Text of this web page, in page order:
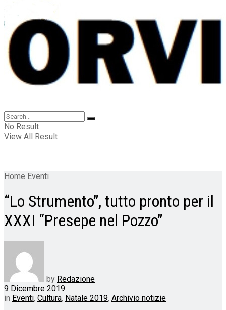
No Result
View All Result
Home Eventi
“Lo Strumento”, tutto pronto per il
XXXI “Presepe nel Pozzo”
by Redazione
9 Dicembre 2019
in Eventi, Cultura, Natale 2019, Archivio notizie